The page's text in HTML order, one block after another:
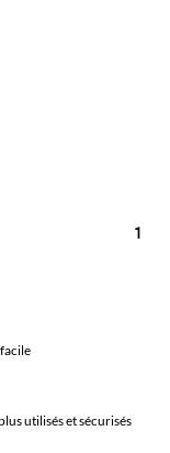
plaquées
1
utilisés et sécurisés